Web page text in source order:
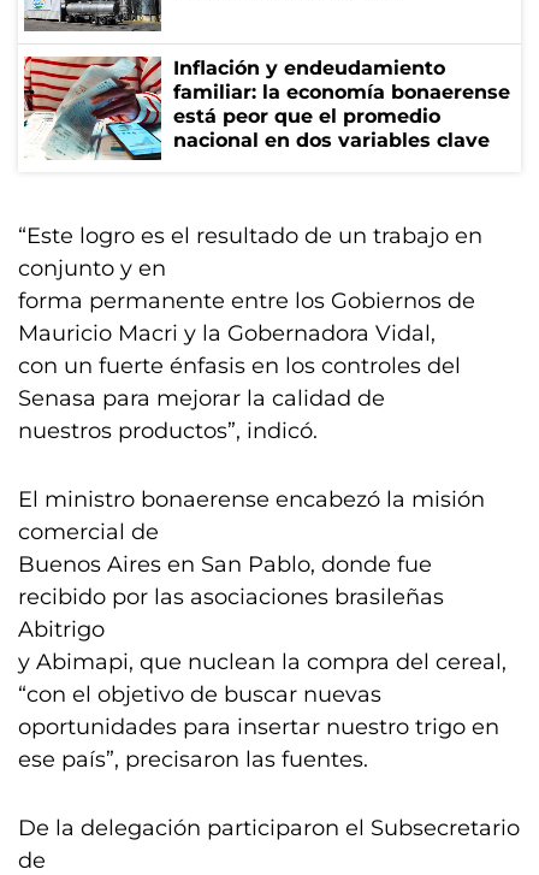
Inflación y endeudamiento
familiar: la economía bonaerense
está peor que el promedio
nacional en dos variables clave
“Este logro es el resultado de un trabajo en
conjunto y en
forma permanente entre los Gobiernos de
Mauricio Macri y la Gobernadora Vidal,
con un fuerte énfasis en los controles del
Senasa para mejorar la calidad de
nuestros productos”, indicó.
El ministro bonaerense encabezó la misión
comercial de
Buenos Aires en San Pablo, donde fue
recibido por las asociaciones brasileñas
Abitrigo
y Abimapi, que nuclean la compra del cereal,
“con el objetivo de buscar nuevas
oportunidades para insertar nuestro trigo en
ese país”, precisaron las fuentes.
De la delegación participaron el Subsecretario
de